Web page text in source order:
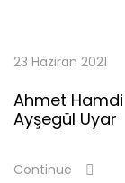
23 Haziran 2021
Ahmet
Ayşegül Uyar
Continue